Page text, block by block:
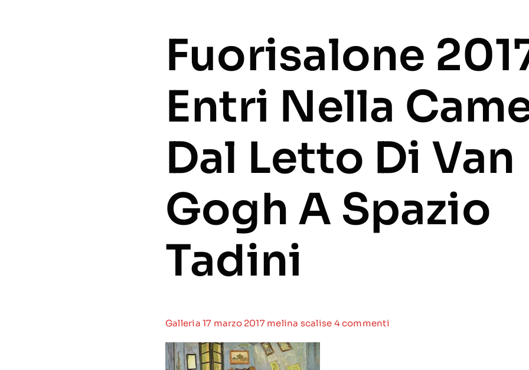
Fuorisalone
Entri Nella
Dal Letto Di Van
Gogh A Spazio
Tadini
Galleria 17 marzo 2017 melina scalise 4 commenti